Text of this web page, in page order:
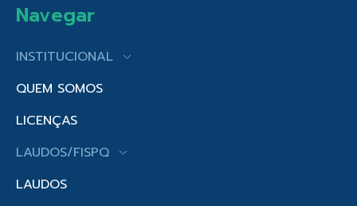
Navegar
INSTITUCIONAL
QUEM SOMOS
LICENÇAS
LAUDOS/FISPQ
LAUDOS